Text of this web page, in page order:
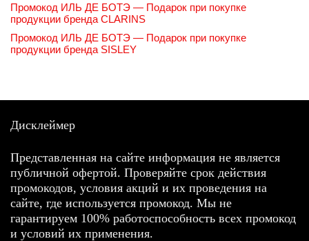
Промокод ИЛЬ ДЕ БОТЭ — Подарок при покупке
продукции бренда CLARINS
Промокод ИЛЬ ДЕ БОТЭ — Подарок при покупке
продукции бренда SISLEY
Дисклеймер
Представленная на сайте информация не является
публичной офертой. Проверяйте срок действия
промокодов, условия акций и их проведения на
сайте, где используется промокод. Мы не
гарантируем 100% работоспособность всех промокод
и условий их применения.